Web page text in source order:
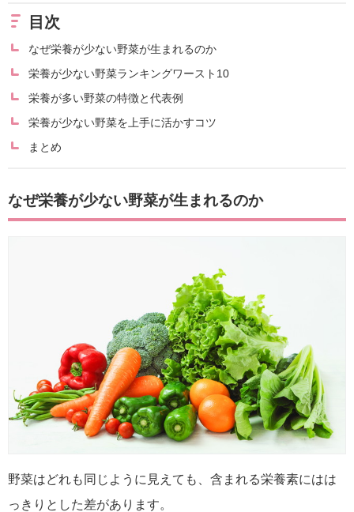
目次
なぜ栄養が少ない野菜が生まれるのか
栄養が少ない野菜ランキングワースト10
栄養が多い野菜の特徴と代表例
栄養が少ない野菜を上手に活かすコツ
まとめ
なぜ栄養が少ない野菜が生まれるのか
野菜はどれも同じように見えても、含まれる栄養素にはは
っきりとした差があります。